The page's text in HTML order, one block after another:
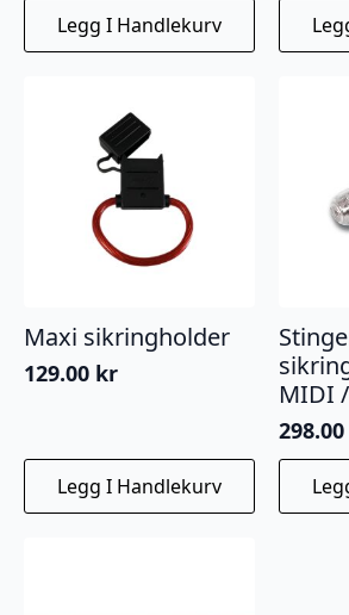
Legg I Handlekurv
Maxi sikringholder
129.00 kr
Legg I Handlekurv
MIDI
298.00